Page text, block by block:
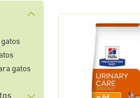
gatos